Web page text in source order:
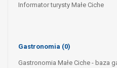
Informator turysty Małe Ciche
Gastronomia (0)
Gastronomia Małe Ciche - baza